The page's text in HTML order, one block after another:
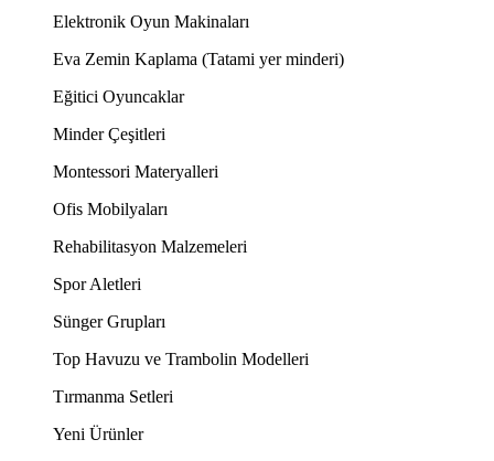
Elektronik Oyun Makinaları
Eva Zemin Kaplama (Tatami yer minderi)
Eğitici Oyuncaklar
Minder Çeşitleri
Montessori Materyalleri
Ofis Mobilyaları
Rehabilitasyon Malzemeleri
Spor Aletleri
Sünger Grupları
Top Havuzu ve Trambolin Modelleri
Tırmanma Setleri
Yeni Ürünler